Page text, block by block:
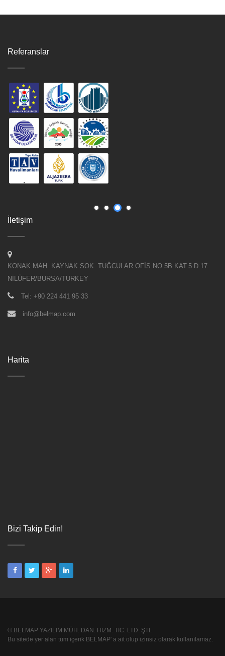
Referanslar
İletişim
KONAK MAH. KAYNAK SOK. TUĞCULAR OFİS NO:5B KAT:5 D:17
NİLÜFER/BURSA/TURKEY
Tel: +90 224 441 95 33
info@belmap.com
Harita
Bizi Takip Edin!
© BELMAP YAZILIM MÜH. DAN. HİZM. TİC. LTD. ŞTİ.
Bu sitede yer alan tüm içerik BELMAP' a ait olup izinsiz olarak kullanılamaz.